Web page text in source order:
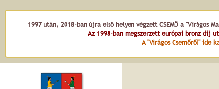
1997 után, 2018-ban újra első helyen végzett CSEMŐ a "Virágos
Az 1998-ban megszerzett európai bronz díj
A "Virágos Csemőről" ide